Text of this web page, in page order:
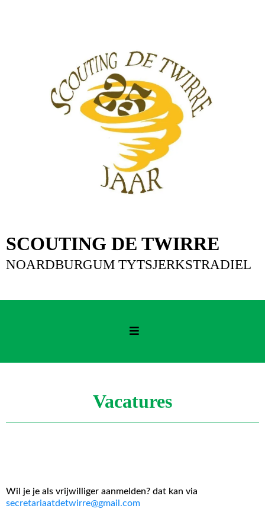
SCOUTING DE TWIRRE
NOARDBURGUM TYTSJERKSTRADIEL
Vacatures
Wil je je als vrijwilliger aanmelden? dat kan via
secretariaatdetwirre@gmail.com